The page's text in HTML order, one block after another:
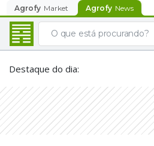
Agrofy Market Agrofy News
Destaque do dia: